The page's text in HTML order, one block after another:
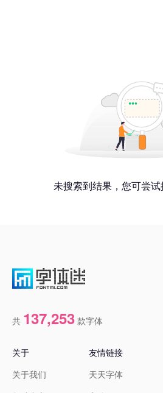
未搜索到结果，您可尝
共 137,253 款字体
关于
关于我们
友情链接
天天字体